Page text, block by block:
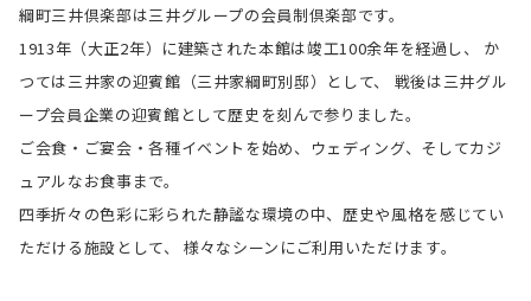
綱町三井倶楽部は三井グループの会員制倶楽部です。
1913年（大正2年）に建築された本館は竣工100余年を経過し、
か
つては三井家の迎賓館（三井家綱町別邸）として、
戦後は三井グル
ープ会員企業の迎賓館として歴史を刻んで参りました。
ご会食・ご宴会・各種イベントを始め、ウェディング、そしてカジ
ュアルなお食事まで。
四季折々の色彩に彩られた静謐な環境の中、歴史や風格を感じてい
ただける施設として、
様々なシーンにご利用いただけます。